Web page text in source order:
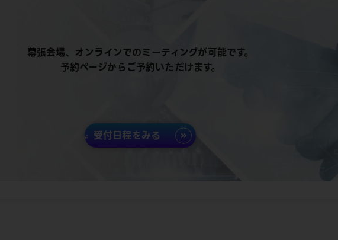
幕張会場、オンラインでのミーティングが可能です。
予約ページからご予約いただけます。
受付日程をみる